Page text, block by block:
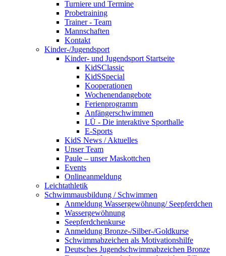
Turniere und Termine
Probetraining
Trainer - Team
Mannschaften
Kontakt
Kinder-/Jugendsport
Kinder- und Jugendsport Startseite
KidSClassic
KidSSpecial
Kooperationen
Wochenendangebote
Ferienprogramm
Anfängerschwimmen
LÜ - Die interaktive Sporthalle
E-Sports
KidS News / Aktuelles
Unser Team
Paule – unser Maskottchen
Events
Onlineanmeldung
Leichtathletik
Schwimmausbildung / Schwimmen
Anmeldung Wassergewöhnung/ Seepferdchen
Wassergewöhnung
Seepferdchenkurse
Anmeldung Bronze-/Silber-/Goldkurse
Schwimmabzeichen als Motivationshilfe
Deutsches Jugendschwimmabzeichen Bronze